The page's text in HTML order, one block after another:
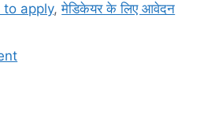
apply,मेडिकेयर के लिए आवेदन